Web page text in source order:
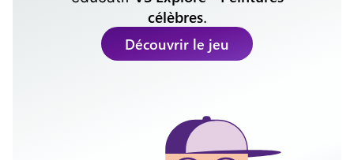
célèbres.
Découvrir le jeu